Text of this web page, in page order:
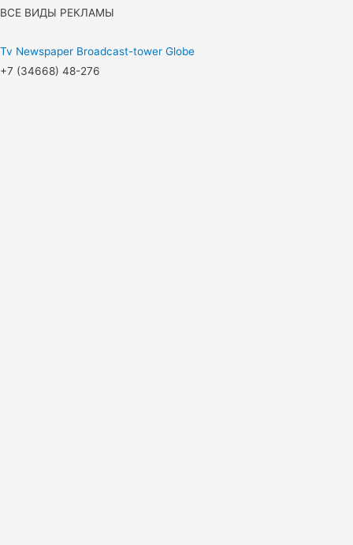
ВСЕ ВИДЫ РЕКЛАМЫ
Tv Newspaper Broadcast-tower Globe
+7 (34668) 48-276